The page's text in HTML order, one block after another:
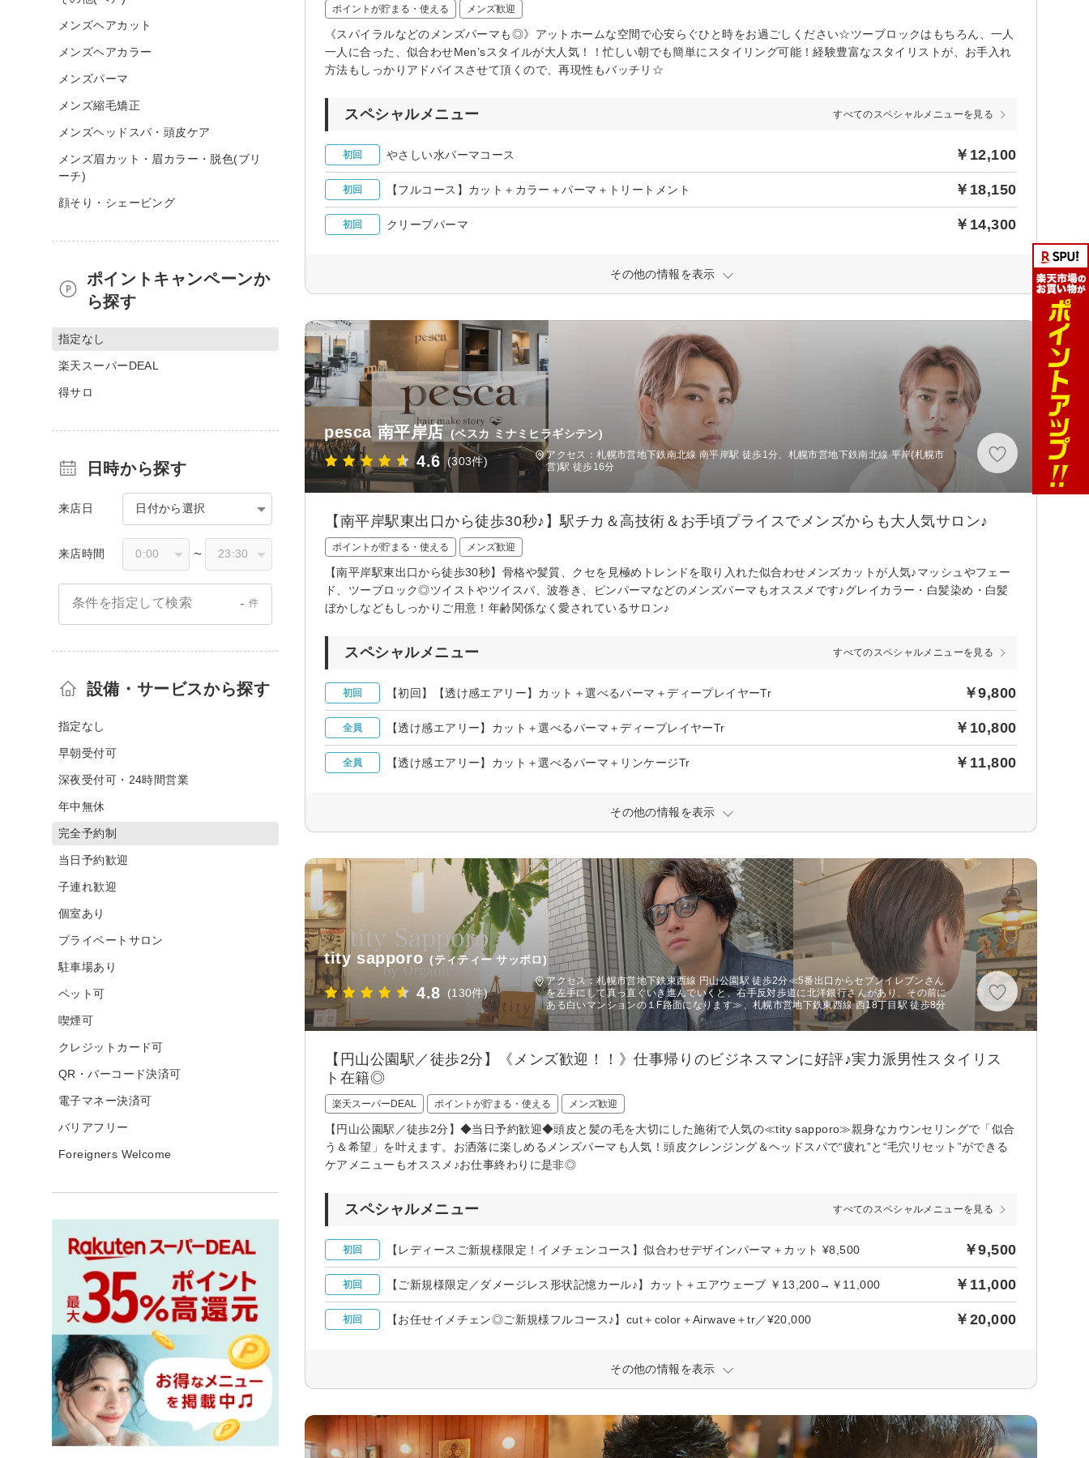
ポイントが貯まる・使える メンズ歓迎
《スパイラルなどのメンズパーマも◎》アットホームな空間で心安らぐひと時をお過ごしください☆ツーブロックはもちろん、一人
一人に合った、似合わせMen’sスタイルが大人気！！忙しい朝でも簡単にスタイリング可能！経験豊富なスタイリストが、お手入れ
方法もしっかりアドバイスさせて頂くので、再現性もバッチリ☆
スペシャルメニュー すべてのスペシャルメニューを見る
初回 やさしい水パーマコース ￥12,100
初回 【フルコース】カット＋カラー＋パーマ＋トリートメント ￥18,150
初回 クリープパーマ ￥14,300
その他の情報を表示
pesca 南平岸店 (ペスカ ミナミヒラギシテン)
4.6 (303件)
アクセス：札幌市営地下鉄南北線 南平岸駅 徒歩1分、札幌市営地下鉄南北線 平岸(札幌市
営)駅 徒歩16分
【南平岸駅東出口から徒歩30秒♪】駅チカ＆高技術＆お手頃プライスでメンズからも大人気サロン♪
ポイントが貯まる・使える メンズ歓迎
【南平岸駅東出口から徒歩30秒】骨格や髪質、クセを見極めトレンドを取り入れた似合わせメンズカットが人気♪マッシュやフェー
ド、ツーブロック◎ツイストやツイスパ、波巻き、ピンパーマなどのメンズパーマもオススメです♪グレイカラー・白髪染め・白髪
ぼかしなどもしっかりご用意！年齢関係なく愛されているサロン♪
スペシャルメニュー すべてのスペシャルメニューを見る
初回 【初回】【透け感エアリー】カット＋選べるパーマ＋ディープレイヤーTr ￥9,800
全員 【透け感エアリー】カット＋選べるパーマ＋ディープレイヤーTr ￥10,800
全員 【透け感エアリー】カット＋選べるパーマ＋リンケージTr ￥11,800
その他の情報を表示
tity sapporo (ティティー サッポロ)
4.8 (130件)
アクセス：札幌市営地下鉄東西線 円山公園駅 徒歩2分≪5番出口からセブンイレブンさん
を左手にして真っ直ぐいき進んでいくと、右手反対歩道に北洋銀行さんがあり、その前に
ある白いマンションの１F路面になります≫、札幌市営地下鉄東西線 西18丁目駅 徒歩8分
【円山公園駅／徒歩2分】《メンズ歓迎！！》仕事帰りのビジネスマンに好評♪実力派男性スタイリス
ト在籍◎
楽天スーパーDEAL ポイントが貯まる・使える メンズ歓迎
【円山公園駅／徒歩2分】◆当日予約歓迎◆頭皮と髪の毛を大切にした施術で人気の≪tity sapporo≫親身なカウンセリングで「似合
う＆希望」を叶えます。お洒落に楽しめるメンズパーマも人気！頭皮クレンジング＆ヘッドスパで“疲れ”と“毛穴リセット”ができる
ケアメニューもオススメ♪お仕事終わりに是非◎
スペシャルメニュー すべてのスペシャルメニューを見る
初回 【レディースご新規様限定！イメチェンコース】似合わせデザインパーマ＋カット ¥8,500 ￥9,500
初回 【ご新規様限定／ダメージレス形状記憶カール♪】カット＋エアウェーブ ￥13,200→￥11,000 ￥11,000
初回 【お任せイメチェン◎ご新規様フルコース♪】cut＋color＋Airwave＋tr／¥20,000 ￥20,000
その他の情報を表示
メンズヘアカット
メンズヘアカラー
メンズパーマ
メンズ縮毛矯正
メンズヘッドスパ・頭皮ケア
メンズ眉カット・眉カラー・脱色(ブリ
ーチ)
顔そり・シェービング
ポイントキャンペーンか
ら探す
指定なし
楽天スーパーDEAL
得サロ
日時から探す
来店日 日付から選択
来店時間 〜
条件を指定して検索 - 件
設備・サービスから探す
指定なし
早朝受付可
深夜受付可・24時間営業
年中無休
完全予約制
当日予約歓迎
子連れ歓迎
個室あり
プライベートサロン
駐車場あり
ペット可
喫煙可
クレジットカード可
QR・バーコード決済可
電子マネー決済可
バリアフリー
Foreigners Welcome